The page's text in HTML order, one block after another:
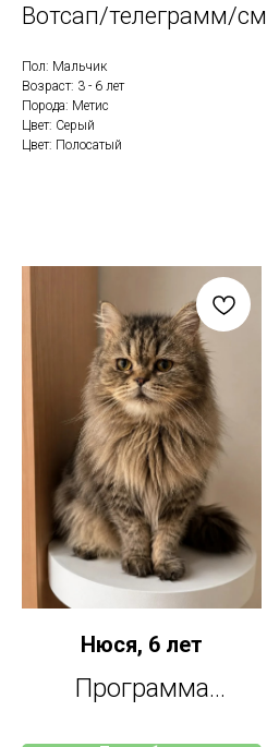
Вотсап/телеграмм/
Пол: Мальчик
Возраст: 3 - 6 лет
Порода: Метис
Цвет: Серый
Цвет: Полосатый
Нюся, 6 лет
Программа